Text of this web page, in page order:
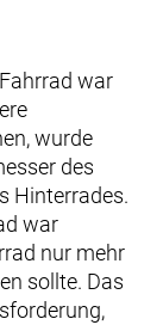
war
wurde
des
Hinterrades.
war
nur mehr
sollte. Das